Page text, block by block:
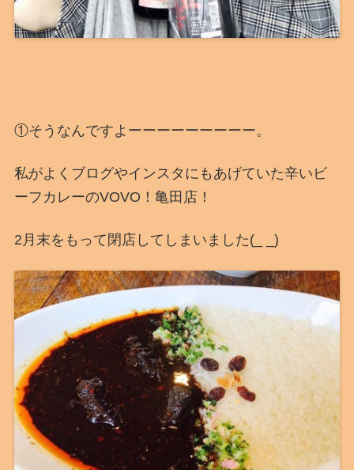
①そうなんですよーーーーーーーーー。
私がよくブログやインスタにもあげていた辛いビ
ーフカレーのVOVO！亀田店！
2月末をもって閉店してしまいました(_ _)